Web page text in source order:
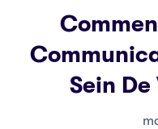
Sein